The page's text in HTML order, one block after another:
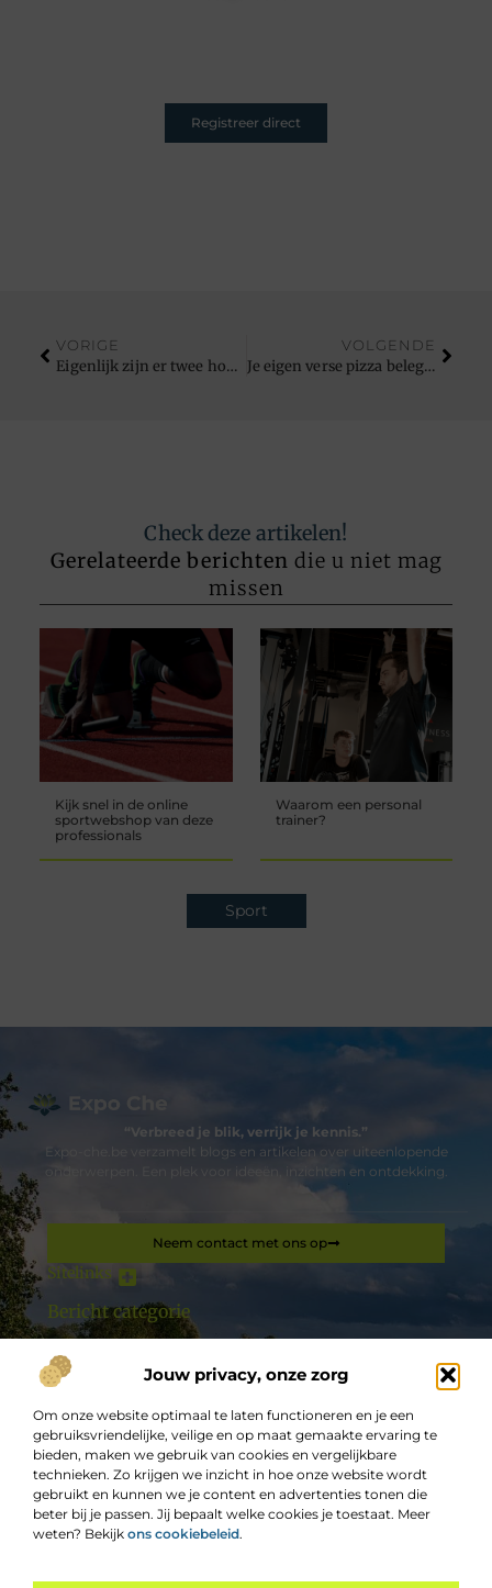
Jouw privacy, onze zorg
Om onze website optimaal te laten functioneren en je een
gebruiksvriendelijke, veilige en op maat gemaakte ervaring te
bieden, maken we gebruik van cookies en vergelijkbare
technieken. Zo krijgen we inzicht in hoe onze website wordt
gebruikt en kunnen we je content en advertenties tonen die
beter bij je passen. Jij bepaalt welke cookies je toestaat. Meer
weten? Bekijk ons cookiebeleid.
Top
Registreer direct
VORIGE
Eigenlijk zijn er twee hoofdsoorten contactlijm
VOLGENDE
Je eigen verse pizza beleggen doe je met verse ingrediënten
Check deze artikelen!
Gerelateerde berichten die u niet mag
missen
Kijk snel in de online
sportwebshop van deze
professionals
Waarom een personal
trainer?
Sport
“Verbreed je blik, verrijk je kennis.”
Expo-che.be verzamelt blogs en artikelen over uiteenlopende
onderwerpen. Een plek voor ideeën, inzichten en ontdekking.
Sitelinks
De best gelezen stukken op een rij
omsnoeringsmachine
Hoe Sport Psychologen En Sport Trainers Hand in Hand
Gaan
Privékliniek met ervaring voor borstvergrotingen
Laat u begeleiden door deze advocaat in Brugge
Bericht categorie
Neem contact met ons op